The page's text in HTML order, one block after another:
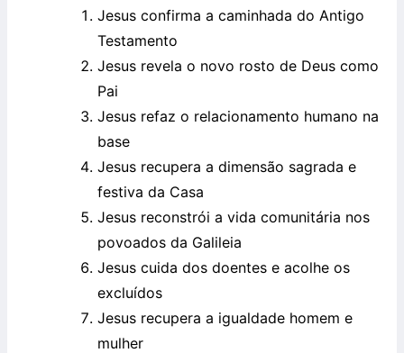
Jesus confirma a caminhada do Antigo
Testamento
Jesus revela o novo rosto de Deus como
Pai
Jesus refaz o relacionamento humano na
base
Jesus recupera a dimensão sagrada e
festiva da Casa
Jesus reconstrói a vida comunitária nos
povoados da Galileia
Jesus cuida dos doentes e acolhe os
excluídos
Jesus recupera a igualdade homem e
mulher